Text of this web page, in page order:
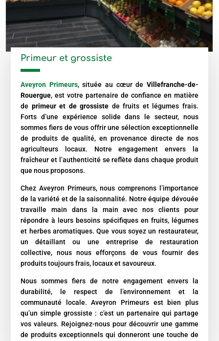
Primeur et grossiste
Aveyron Primeurs, située au cœur de Villefranche-de-
Rouergue, est votre partenaire de confiance en matière
de primeur et de grossiste de fruits et légumes frais.
Forts d’une expérience solide dans le secteur, nous
sommes fiers de vous offrir une sélection exceptionnelle
de produits de qualité, en provenance directe de nos
agriculteurs locaux. Notre engagement envers la
fraîcheur et l’authenticité se reflète dans chaque produit
que nous proposons.
Chez Aveyron Primeurs, nous comprenons l’importance
de la variété et de la saisonnalité. Notre équipe dévouée
travaille main dans la main avec nos clients pour
répondre à leurs besoins spécifiques en fruits, légumes
et herbes aromatiques. Que vous soyez un restaurateur,
un détaillant ou une entreprise de restauration
collective, nous nous efforçons de vous fournir des
produits toujours frais, locaux et savoureux.
Nous sommes fiers de notre engagement envers la
durabilité, le respect de l’environnement et la
communauté locale. Aveyron Primeurs est bien plus
qu’un simple grossiste : c’est un partenaire qui partage
vos valeurs. Rejoignez-nous pour découvrir une gamme
de produits exceptionnels qui donneront une touche de